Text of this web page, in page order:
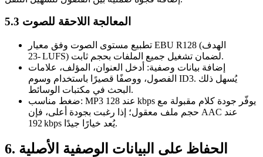
5.3 المعالجة اللاحقة للصوت
تطبيع مستوى الصوت وفق معيار EBU R128 (الهدف
-23 LUFS) لضمان تشغيل جميع الملفات بحجم ثابت.
إضافة بيانات وصفية: أدخل العنوان، المؤلف، علامات
الفصول، ووصفًا قصيرًا باستخدام وسوم ID3. يُسهل ذلك
البحث في مكتبات الوسائط.
ضغط مناسب: MP3 عند 128 kbps يوفّر جودة كلام مقبولة مع
حجم ملف معقول؛ إذا رغبت بجودة أعلى، فإن AAC عند
192 kbps يُعد خيارًا جيدًا.
6. الحفاظ على البيانات الوصفية الأصلية